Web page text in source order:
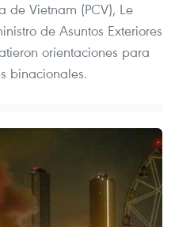
de Vietnam (PCV), Le
de Asuntos Exteriores
orientaciones para
binacionales.